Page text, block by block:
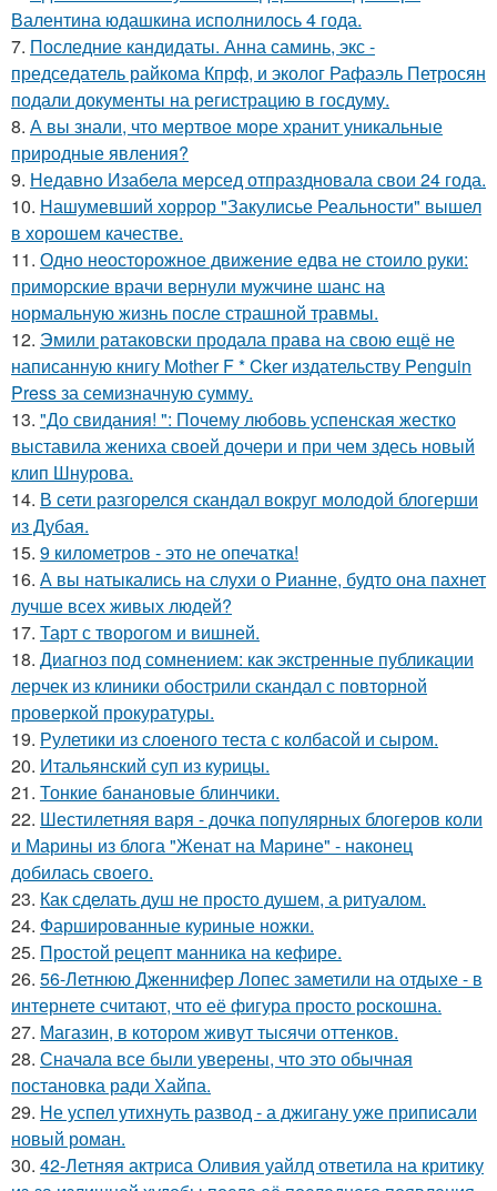
Валентина юдашкина исполнилось 4 года.
7. Последние кандидаты. Анна саминь, экс -
председатель райкома Кпрф, и эколог Рафаэль Петросян
подали документы на регистрацию в госдуму.
8. А вы знали, что мертвое море хранит уникальные
природные явления?
9. Недавно Изабела мерсед отпраздновала свои 24 года.
10. Нашумевший хоррор "Закулисье Реальности" вышел
в хорошем качестве.
11. Одно неосторожное движение едва не стоило руки:
приморские врачи вернули мужчине шанс на
нормальную жизнь после страшной травмы.
12. Эмили ратаковски продала права на свою ещё не
написанную книгу Mother F * Cker издательству Penguin
Press за семизначную сумму.
13. "До свидания! ": Почему любовь успенская жестко
выставила жениха своей дочери и при чем здесь новый
клип Шнурова.
14. В сети разгорелся скандал вокруг молодой блогерши
из Дубая.
15. 9 километров - это не опечатка!
16. А вы натыкались на слухи о Рианне, будто она пахнет
лучше всех живых людей?
17. Тарт с творогом и вишней.
18. Диагноз под сомнением: как экстренные публикации
лерчек из клиники обострили скандал с повторной
проверкой прокуратуры.
19. Рулетики из слоеного теста с колбасой и сыром.
20. Итальянский суп из курицы.
21. Тонкие банановые блинчики.
22. Шестилетняя варя - дочка популярных блогеров коли
и Марины из блога "Женат на Марине" - наконец
добилась своего.
23. Как сделать душ не просто душем, а ритуалом.
24. Фаршированные куриные ножки.
25. Простой рецепт манника на кефире.
26. 56-Летнюю Дженнифер Лопес заметили на отдыхе - в
интернете считают, что её фигура просто роскошна.
27. Магазин, в котором живут тысячи оттенков.
28. Сначала все были уверены, что это обычная
постановка ради Хайпа.
29. Не успел утихнуть развод - а джигану уже приписали
новый роман.
30. 42-Летняя актриса Оливия уайлд ответила на критику